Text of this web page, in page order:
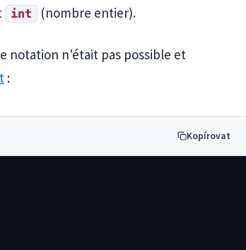
int (nombre entier).
notation n'était pas possible et
:
Kopírovat